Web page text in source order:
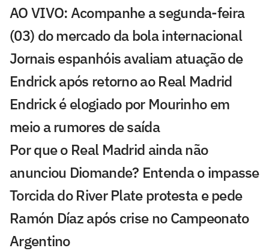
AO VIVO: Acompanhe a segunda-feira
(03) do mercado da bola internacional
Jornais espanhóis avaliam atuação de
Endrick após retorno ao Real Madrid
Endrick é elogiado por Mourinho em
meio a rumores de saída
Por que o Real Madrid ainda não
anunciou Diomande? Entenda o impasse
Torcida do River Plate protesta e pede
Ramón Díaz após crise no Campeonato
Argentino